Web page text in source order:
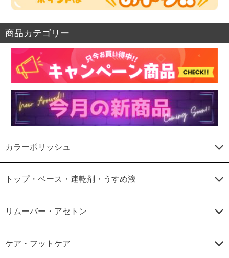
商品カテゴリー
カラーポリッシュ
トップ・ベース・速乾剤・うすめ液
リムーバー・アセトン
ケア・フットケア